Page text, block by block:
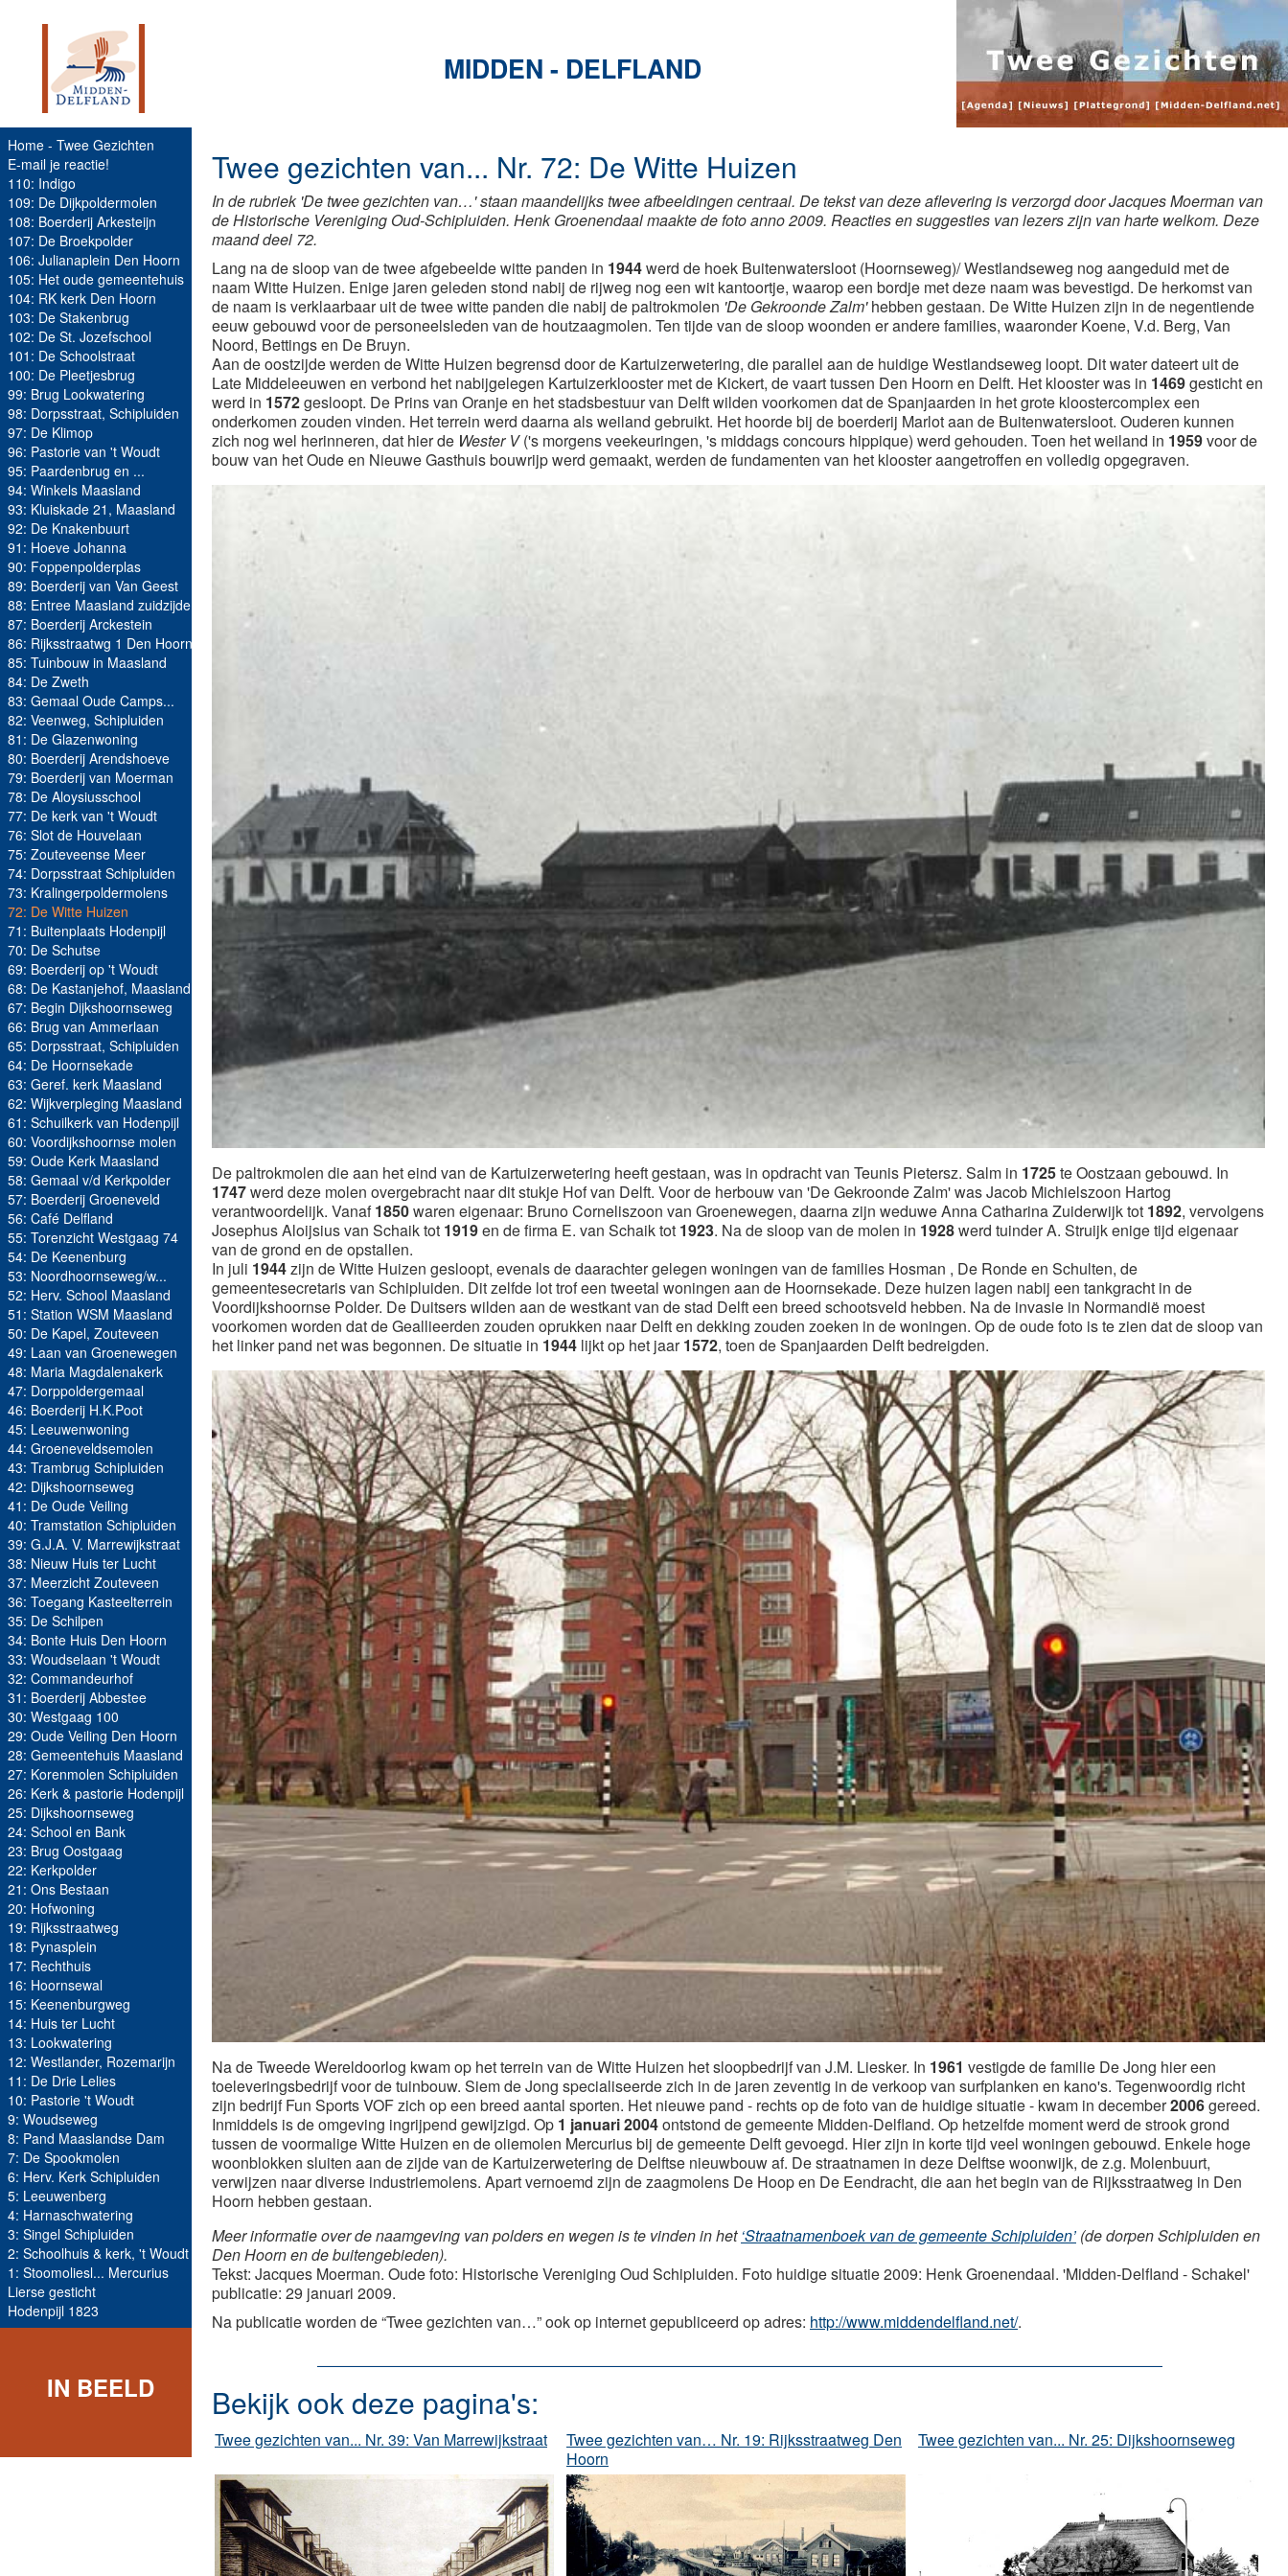
MIDDEN - DELFLAND
Home - Twee Gezichten
E-mail je reactie!
110: Indigo
109: De Dijkpoldermolen
108: Boerderij Arkesteijn
107: De Broekpolder
106: Julianaplein Den Hoorn
105: Het oude gemeentehuis
104: RK kerk Den Hoorn
103: De Stakenbrug
102: De St. Jozefschool
101: De Schoolstraat
100: De Pleetjesbrug
99: Brug Lookwatering
98: Dorpsstraat, Schipluiden
97: De Klimop
96: Pastorie van 't Woudt
95: Paardenbrug en ...
94: Winkels Maasland
93: Kluiskade 21, Maasland
92: De Knakenbuurt
91: Hoeve Johanna
90: Foppenpolderplas
89: Boerderij van Van Geest
88: Entree Maasland zuidzijde
87: Boerderij Arckestein
86: Rijksstraatwg 1 Den Hoorn
85: Tuinbouw in Maasland
84: De Zweth
83: Gemaal Oude Camps...
82: Veenweg, Schipluiden
81: De Glazenwoning
80: Boerderij Arendshoeve
79: Boerderij van Moerman
78: De Aloysiusschool
77: De kerk van 't Woudt
76: Slot de Houvelaan
75: Zouteveense Meer
74: Dorpsstraat Schipluiden
73: Kralingerpoldermolens
72: De Witte Huizen
71: Buitenplaats Hodenpijl
70: De Schutse
69: Boerderij op 't Woudt
68: De Kastanjehof, Maasland
67: Begin Dijkshoornseweg
66: Brug van Ammerlaan
65: Dorpsstraat, Schipluiden
64: De Hoornsekade
63: Geref. kerk Maasland
62: Wijkverpleging Maasland
61: Schuilkerk van Hodenpijl
60: Voordijkshoornse molen
59: Oude Kerk Maasland
58: Gemaal v/d Kerkpolder
57: Boerderij Groeneveld
56: Café Delfland
55: Torenzicht Westgaag 74
54: De Keenenburg
53: Noordhoornseweg/w...
52: Herv. School Maasland
51: Station WSM Maasland
50: De Kapel, Zouteveen
49: Laan van Groenewegen
48: Maria Magdalenakerk
47: Dorppoldergemaal
46: Boerderij H.K.Poot
45: Leeuwenwoning
44: Groeneveldsemolen
43: Trambrug Schipluiden
42: Dijkshoornseweg
41: De Oude Veiling
40: Tramstation Schipluiden
39: G.J.A. V. Marrewijkstraat
38: Nieuw Huis ter Lucht
37: Meerzicht Zouteveen
36: Toegang Kasteelterrein
35: De Schilpen
34: Bonte Huis Den Hoorn
33: Woudselaan 't Woudt
32: Commandeurhof
31: Boerderij Abbestee
30: Westgaag 100
29: Oude Veiling Den Hoorn
28: Gemeentehuis Maasland
27: Korenmolen Schipluiden
26: Kerk & pastorie Hodenpijl
25: Dijkshoornseweg
24: School en Bank
23: Brug Oostgaag
22: Kerkpolder
21: Ons Bestaan
20: Hofwoning
19: Rijksstraatweg
18: Pynasplein
17: Rechthuis
16: Hoornsewal
15: Keenenburgweg
14: Huis ter Lucht
13: Lookwatering
12: Westlander, Rozemarijn
11: De Drie Lelies
10: Pastorie 't Woudt
9: Woudseweg
8: Pand Maaslandse Dam
7: De Spookmolen
6: Herv. Kerk Schipluiden
5: Leeuwenberg
4: Harnaschwatering
3: Singel Schipluiden
2: Schoolhuis & kerk, 't Woudt
1: Stoomoliesl... Mercurius
Lierse gesticht
Hodenpijl 1823
IN BEELD
Twee gezichten van... Nr. 72: De Witte Huizen
In de rubriek 'De twee gezichten van…' staan maandelijks twee afbeeldingen centraal. De tekst van deze aflevering is verzorgd door Jacques Moerman van
de Historische Vereniging Oud-Schipluiden. Henk Groenendaal maakte de foto anno 2009. Reacties en suggesties van lezers zijn van harte welkom. Deze
maand deel 72.
Lang na de sloop van de twee afgebeelde witte panden in 1944werd de hoek Buitenwatersloot (Hoornseweg)/ Westlandseweg nog aangeduid met de
naam Witte Huizen. Enige jaren geleden stond nabij de rijweg nog een wit kantoortje, waarop een bordje met deze naam was bevestigd. De herkomst van
de naam is verklaarbaar uit de twee witte panden die nabij de paltrokmolen 'De Gekroonde Zalm'hebben gestaan. De Witte Huizen zijn in de negentiende
eeuw gebouwd voor de personeelsleden van de houtzaagmolen. Ten tijde van de sloop woonden er andere families, waaronder Koene, V.d. Berg, Van
Noord, Bettings en De Bruyn.
Aan de oostzijde werden de Witte Huizen begrensd door de Kartuizerwetering, die parallel aan de huidige Westlandseweg loopt. Dit water dateert uit de
Late Middeleeuwen en verbond het nabijgelegen Kartuizerklooster met de Kickert, de vaart tussen Den Hoorn en Delft. Het klooster was in 1469gesticht en
werd in 1572gesloopt. De Prins van Oranje en het stadsbestuur van Delft wilden voorkomen dat de Spanjaarden in het grote kloostercomplex een
onderkomen zouden vinden. Het terrein werd daarna als weiland gebruikt. Het hoorde bij de boerderij Marlot aan de Buitenwatersloot. Ouderen kunnen
zich nog wel herinneren, dat hier de Wester V('s morgens veekeuringen, 's middags concours hippique) werd gehouden. Toen het weiland in 1959voor de
bouw van het Oude en Nieuwe Gasthuis bouwrijp werd gemaakt, werden de fundamenten van het klooster aangetroffen en volledig opgegraven.
De paltrokmolen die aan het eind van de Kartuizerwetering heeft gestaan, was in opdracht van Teunis Pietersz. Salm in 1725te Oostzaan gebouwd. In
1747werd deze molen overgebracht naar dit stukje Hof van Delft. Voor de herbouw van 'De Gekroonde Zalm' was Jacob Michielszoon Hartog
verantwoordelijk. Vanaf1850waren eigenaar: Bruno Corneliszoon van Groenewegen, daarna zijn weduwe Anna Catharina Zuiderwijk tot 1892, vervolgens
Josephus Aloijsius van Schaik tot 1919en de firma E. van Schaik tot 1923. Na de sloop van de molen in 1928werd tuinder A. Struijk enige tijd eigenaar
van de grond en de opstallen.
In juli 1944zijn de Witte Huizen gesloopt, evenals de daarachter gelegen woningen van de families Hosman , De Ronde en Schulten, de
gemeentesecretaris van Schipluiden. Dit zelfde lot trof een tweetal woningen aan de Hoornsekade. Deze huizen lagen nabij een tankgracht in de
Voordijkshoornse Polder. De Duitsers wilden aan de westkant van de stad Delft een breed schootsveld hebben. Na de invasie in Normandië moest
voorkomen worden dat de Geallieerden zouden oprukken naar Delft en dekking zouden zoeken in de woningen. Op de oude foto is te zien dat de sloop van
het linker pand net was begonnen. De situatie in 1944 lijkt op het jaar1572, toen de Spanjaarden Delft bedreigden.
Na de Tweede Wereldoorlog kwam op het terrein van de Witte Huizen het sloopbedrijf van J.M. Liesker. In 1961 vestigde de familie De Jong hier een
toeleveringsbedrijf voor de tuinbouw. Siem de Jong specialiseerde zich in de jaren zeventig in de verkoop van surfplanken en kano's. Tegenwoordig richt
zijn bedrijf Fun Sports VOF zich op een breed aantal sporten. Het nieuwe pand - rechts op de foto van de huidige situatie - kwam in december2006gereed.
Inmiddels is de omgeving ingrijpend gewijzigd. Op 1 januari 2004ontstond de gemeente Midden-Delfland. Op hetzelfde moment werd de strook grond
tussen de voormalige Witte Huizen en de oliemolen Mercurius bij de gemeente Delft gevoegd. Hier zijn in korte tijd veel woningen gebouwd. Enkele hoge
woonblokken sluiten aan de zijde van de Kartuizerwetering de Delftse nieuwbouw af. De straatnamen in deze Delftse woonwijk, de z.g. Molenbuurt,
verwijzen naar diverse industriemolens. Apart vernoemd zijn de zaagmolens De Hoop en De Eendracht, die aan het begin van de Rijksstraatweg in Den
Hoorn hebben gestaan.
Meer informatie over de naamgeving van polders en wegen is te vinden in het ‘Straatnamenboek van de gemeente Schipluiden’ (de dorpen Schipluiden en
Den Hoorn en de buitengebieden).
Tekst: Jacques Moerman. Oude foto: Historische Vereniging Oud Schipluiden. Foto huidige situatie 2009: Henk Groenendaal. 'Midden-Delfland - Schakel'
publicatie: 29 januari 2009.
Na publicatie worden de “Twee gezichten van…” ook op internet gepubliceerd op adres: http://www.middendelfland.net/.
Bekijk ook deze pagina's:
Twee gezichten van... Nr. 39: Van Marrewijkstraat
Twee gezichten van… Nr. 19: Rijksstraatweg Den
Hoorn
Twee gezichten van... Nr. 25: Dijkshoornseweg